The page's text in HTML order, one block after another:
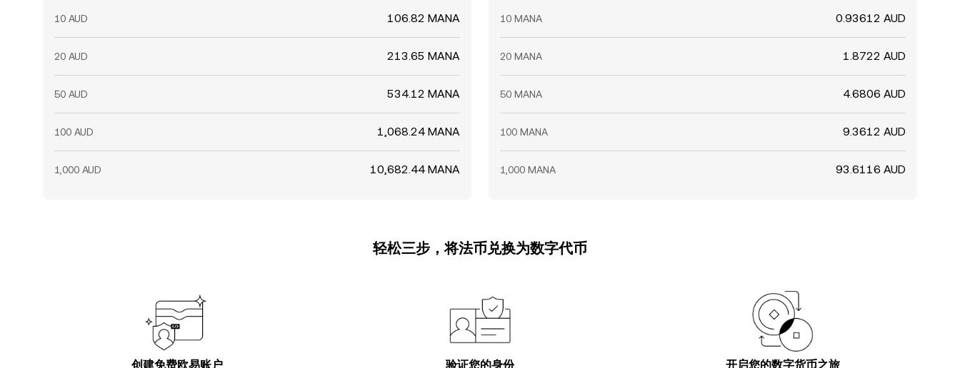
10 AUD 106.82 MANA
20 AUD 213.65 MANA
50 AUD 534.12 MANA
100 AUD 1,068.24 MANA
1,000 AUD 10,682.44 MANA
10 MANA 0.93612 AUD
20 MANA 1.8722 AUD
50 MANA 4.6806 AUD
100 MANA 9.3612 AUD
1,000 MANA 93.6116 AUD
轻松三步，将法币兑换为数字代币
创建免费欧易账户 验证您的身份 开启您的数字货币之旅